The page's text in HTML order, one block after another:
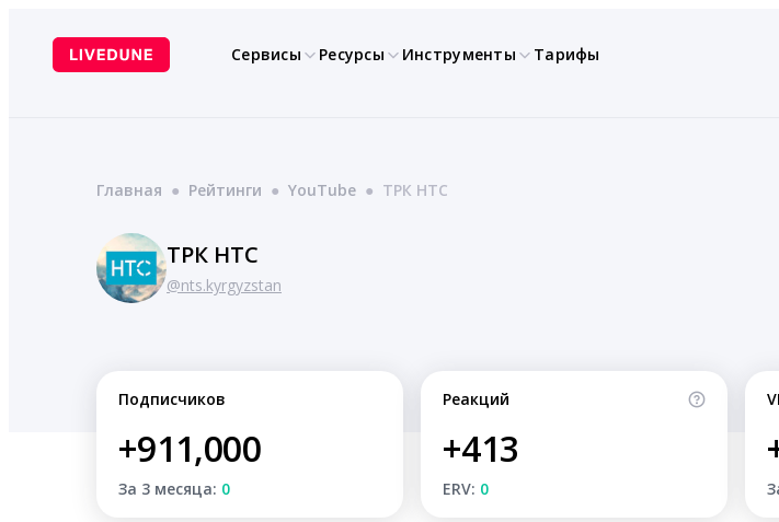
содержимому
Сервисы Ресурсы Инструменты Тарифы
Главная ● Рейтинги ● YouTube ● ТРК НТС
ТРК НТС
@nts.kyrgyzstan
Подписчиков
+911,000
За 3 месяца: 0
Реакций
+413
ERV: 0